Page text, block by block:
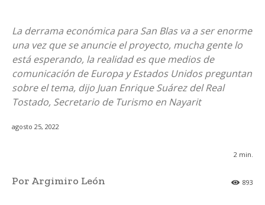
La derrama económica para San Blas va a ser enorme
una vez que se anuncie el proyecto, mucha gente lo
está esperando, la realidad es que medios de
comunicación de Europa y Estados Unidos preguntan
sobre el tema, dijo Juan Enrique Suárez del Real
Tostado, Secretario de Turismo en Nayarit
agosto 25, 2022
2 min.
893
Por Argimiro León